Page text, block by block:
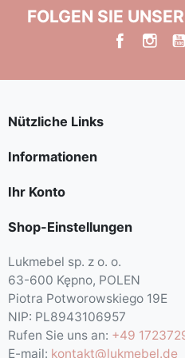
FOLGEN SIE
Nützliche Links
Informationen
Ihr Konto
Shop-Einstellungen
Lukmebel sp. z o. o.
63-600 Kępno, POLEN
Piotra Potworowskiego 19E
NIP: PL8943106957
Rufen Sie uns an: +49
E-mail: kontakt@lukmebel.de